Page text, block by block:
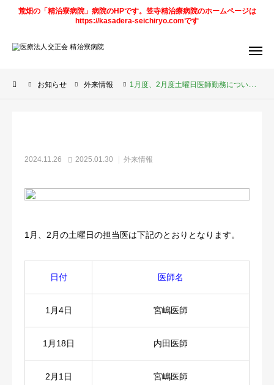
荒畑の「精治寮病院」病院のHPです。笠寺精治療病院のホームページは
https://kasadera-seichiryo.comです
お知らせ 外来情報 1月度、2月度土曜日医師勤務について
2024.11.26 2025.01.30 外来情報
1月、2月の土曜日の担当医は下記のとおりとなります。
日付 医師名
1月4日 宮嶋医師
1月18日 内田医師
2月1日 宮嶋医師
アクセス デイケア予定表
トピックス
医療関係者
求人情報
アクセス